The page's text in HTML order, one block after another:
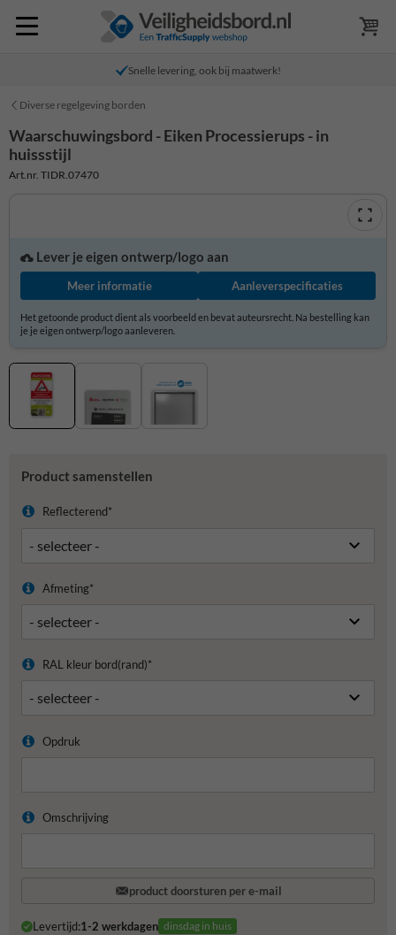
Snelle levering, ook bij maatwerk!
Diverse regelgeving borden
Waarschuwingsbord - Eiken Processierups - in
huissstijl
Art.nr. TIDR.07470
Lever je eigen ontwerp/logo aan
Meer informatie Aanleverspecificaties
Het getoonde product dient als voorbeeld en bevat auteursrecht. Na bestelling kan
je je eigen ontwerp/logo aanleveren.
Product samenstellen
Reflecterend*
Afmeting*
RAL kleur bord(rand)*
Opdruk
Omschrijving
product doorsturen per e-mail
Levertijd:1-2 werkdagen dinsdag in huis